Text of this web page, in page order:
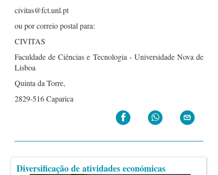
civitas@fct.unl.pt
ou por correio postal para:
CIVITAS
Faculdade de Ciências e Tecnologia - Universidade Nova de
Lisboa
Quinta da Torre,
2829-516 Caparica
Diversificação de atividades económicas